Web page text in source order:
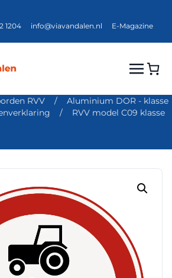
1204 info@viavandalen.nl E-Magazine
RVV /
Aluminium DOR - klasse
/
RVV model C09 klasse